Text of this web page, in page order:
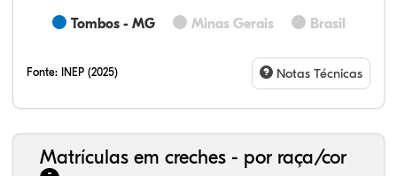
Tombos - MG Minas Gerais Brasil
Fonte: INEP (2025) Notas Técnicas
Matrículas em creches - por raça/cor